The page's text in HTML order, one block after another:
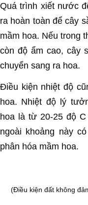
Quá trình xiết nước
ra hoàn toàn để cây
mầm hoa. Nếu trong
còn độ ẩm cao, cây
chuyển sang ra hoa.
Điều kiện nhiệt độ
hoa. Nhiệt độ lý
hoa là từ 20-25 độ
ngoài khoảng này
phân hóa mầm hoa.
(Điều kiện đất không